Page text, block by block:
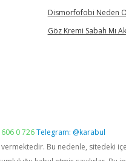
Dismorfofobi Neden
Göz Kremi Sabah Mı
0 726Telegram: @karabul
vermektedir. Bu nedenle,